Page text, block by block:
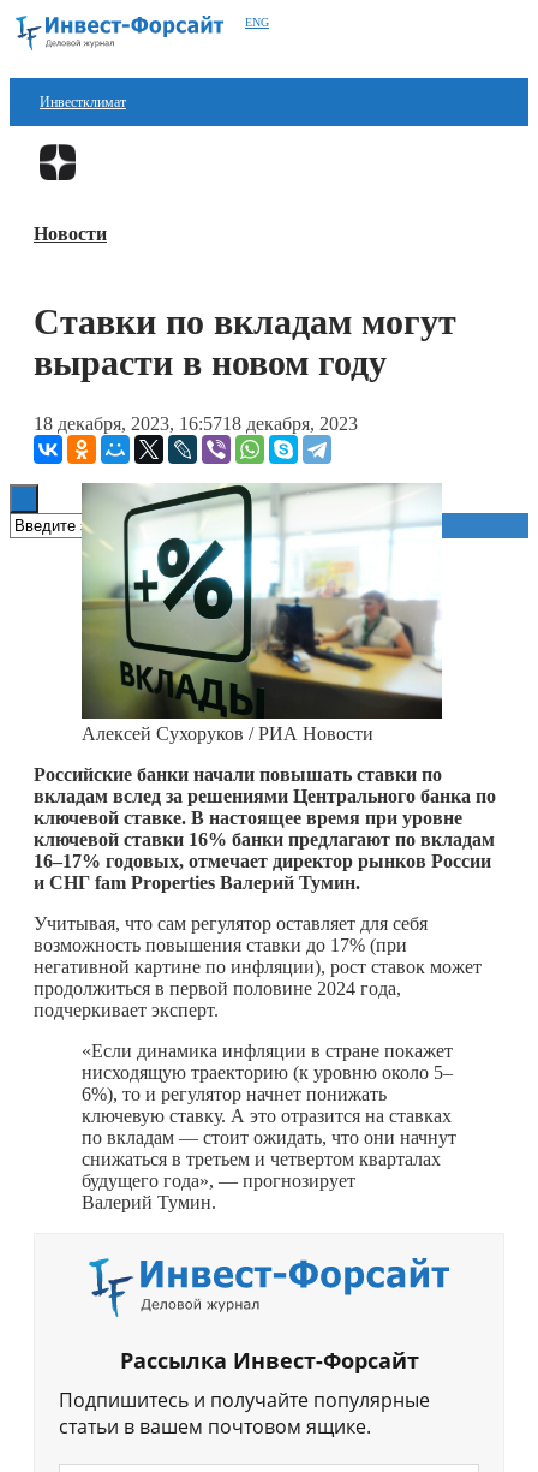
ENG
Инвестклимат
Финансы
Блокчейн
Книги
Новости
Ставки по вкладам могут
вырасти в новом году
18 декабря, 2023, 16:5718 декабря, 2023
Алексей Сухоруков / РИА Новости
Российские банки начали повышать ставки по
вкладам вслед за решениями Центрального банка по
ключевой ставке. В настоящее время при уровне
ключевой ставки 16% банки предлагают по вкладам
16–17% годовых, отмечает директор рынков России
и СНГ fam Properties Валерий Тумин.
Учитывая, что сам регулятор оставляет для себя
возможность повышения ставки до 17% (при
негативной картине по инфляции), рост ставок может
продолжиться в первой половине 2024 года,
подчеркивает эксперт.
«Если динамика инфляции в стране покажет
нисходящую траекторию (к уровню около 5–
6%), то и регулятор начнет понижать
ключевую ставку. А это отразится на ставках
по вкладам — стоит ожидать, что они начнут
снижаться в третьем и четвертом кварталах
будущего года», — прогнозирует
Валерий Тумин.
Рассылка Инвест-Форсайт
Подпишитесь и получайте популярные
статьи в вашем почтовом ящике.